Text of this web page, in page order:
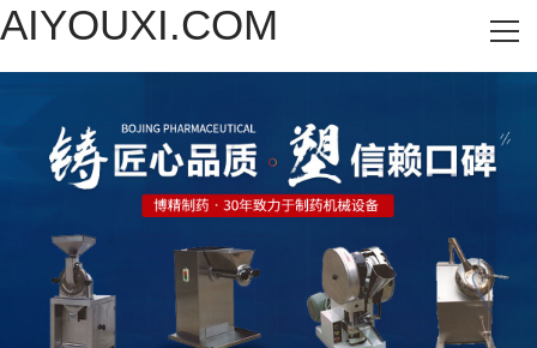
AIYOUXI.COM
网站AIYOUXI.COM
施工案例
关于我们
人才招聘